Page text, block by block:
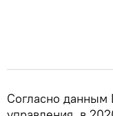
Согласно данным